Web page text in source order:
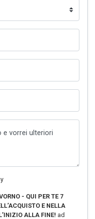
- QUI PER TE 7
E NELLA
ALLA FINE! ad